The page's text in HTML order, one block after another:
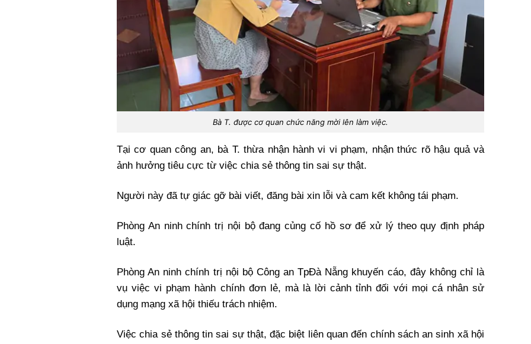
Bà T. được cơ quan chức năng mời lên làm việc.
Tại cơ quan công an, bà T. thừa nhận hành vi vi phạm, nhận thức rõ hậu quả và
ảnh hưởng tiêu cực từ việc chia sẻ thông tin sai sự thật.
Người này đã tự giác gỡ bài viết, đăng bài xin lỗi và cam kết không tái phạm.
Phòng An ninh chính trị nội bộ đang củng cố hồ sơ để xử lý theo quy định pháp
luật.
Phòng An ninh chính trị nội bộ Công an TpĐà Nẵng khuyến cáo, đây không chỉ là
vụ việc vi phạm hành chính đơn lẻ, mà là lời cảnh tỉnh đối với mọi cá nhân sử
dụng mạng xã hội thiếu trách nhiệm.
Việc chia sẻ thông tin sai sự thật, đặc biệt liên quan đến chính sách an sinh xã hội